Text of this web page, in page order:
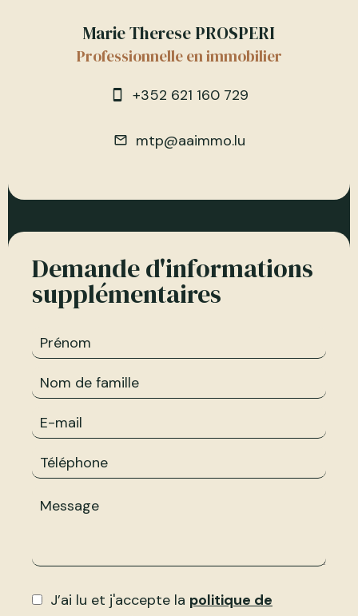
Marie Therese PROSPERI
Professionnelle en immobilier
+352 621 160 729
mtp@aaimmo.lu
Demande d'informations
supplémentaires
J’ai lu et j'accepte la politique de